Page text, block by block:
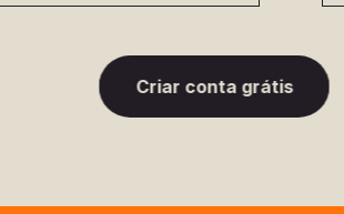
Criar conta grátis